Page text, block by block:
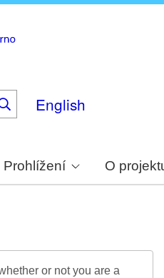
English
Prohlížení O
or not you are a